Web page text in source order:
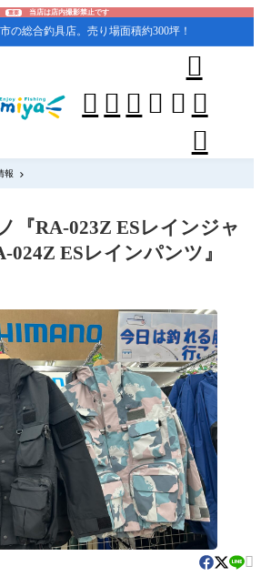
重要 当店は店内撮影禁止です
の総合釣具店。売り場面積約300坪！
    



報
『RA-023Z ESレインジャ
024Z ESレインパンツ』
